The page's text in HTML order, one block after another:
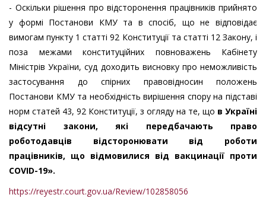
- Оскільки рішення про відсторонення працівників прийнято
у формі Постанови КМУ та в спосіб, що не відповідає
вимогам пункту 1 статті 92 Конституції та статті 12 Закону, і
поза межами конституційних повноважень Кабінету
Міністрів України, суд доходить висновку про неможливість
застосування до спірних правовідносин положень
Постанови КМУ та необхідність вирішення спору на підставі
норм статей 43, 92 Конституції, з огляду на те, що в Україні
відсутні закони, які передбачають право
роботодавців відсторонювати від роботи
працівників, що відмовилися від вакцинації проти
COVID-19».
https://reyestr.court.gov.ua/Review/102858056